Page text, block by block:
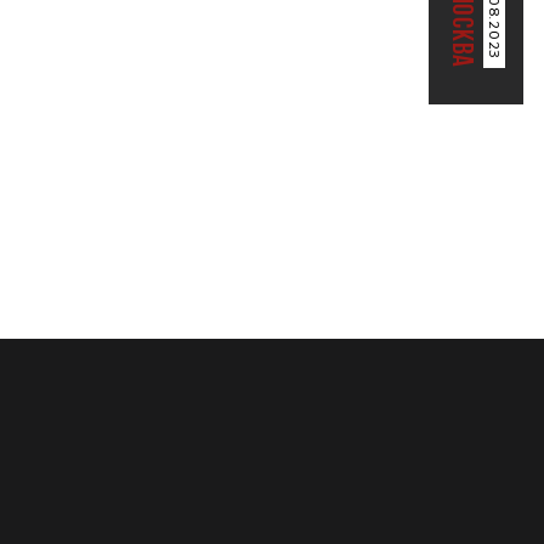
МОСКВА